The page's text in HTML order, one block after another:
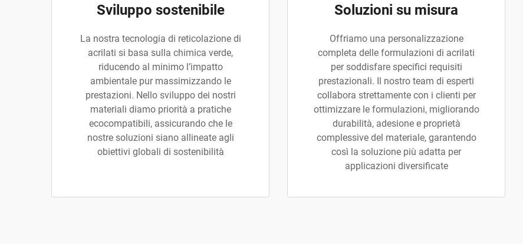
Sviluppo sostenibile
La nostra tecnologia di reticolazione di
acrilati si basa sulla chimica verde,
riducendo al minimo l’impatto
ambientale pur massimizzando le
prestazioni. Nello sviluppo dei nostri
materiali diamo priorità a pratiche
ecocompatibili, assicurando che le
nostre soluzioni siano allineate agli
obiettivi globali di sostenibilità
Soluzioni su misura
Offriamo una personalizzazione
completa delle formulazioni di acrilati
per soddisfare specifici requisiti
prestazionali. Il nostro team di esperti
collabora strettamente con i clienti per
ottimizzare le formulazioni, migliorando
durabilità, adesione e proprietà
complessive del materiale, garantendo
così la soluzione più adatta per
applicazioni diversificate